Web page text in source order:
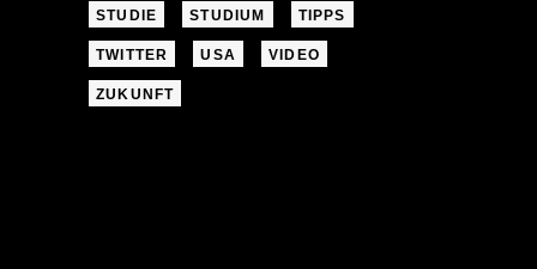
STUDIE STUDIUM TIPPS
TWITTER USA VIDEO
ZUKUNFT